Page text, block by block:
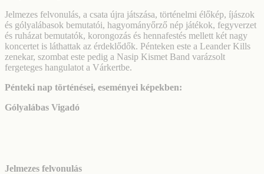
Jelmezes felvonulás, a csata újra játszása, történelmi élőkép, íjászok
és gólyalábasok bemutatói, hagyományőrző nép játékok, fegyverzet
és ruházat bemutatók, korongozás és hennafestés mellett két nagy
koncertet is láthattak az érdeklődők. Pénteken este a Leander Kills
zenekar, szombat este pedig a Nasip Kismet Band varázsolt
fergeteges hangulatot a Várkertbe.
Pénteki nap történései, eseményei képekben:
Gólyalábas Vigadó
Jelmezes felvonulás